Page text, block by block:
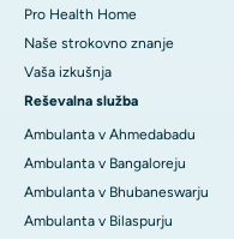
Pro Health Home
Naše strokovno znanje
Vaša izkušnja
Reševalna služba
Ambulanta v Ahmedabadu
Ambulanta v Bangaloreju
Ambulanta v Bhubaneswarju
Ambulanta v Bilaspurju